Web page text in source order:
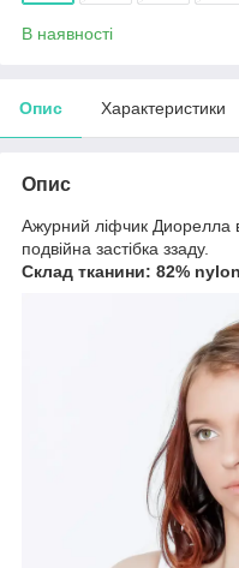
В наявності
Опис Характеристики
Опис
Ажурний ліфчик Диорелла
подвійна застібка ззаду.
Склад тканини: 82%